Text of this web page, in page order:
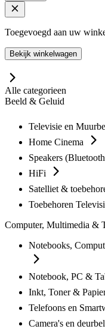
Toegevoegd aan uw
Bekijk winkelwagen
Alle categorieen
Beeld & Geluid
Televisie en
Home Cinema
Speakers
HiFi
Satelliet &
Toebehoren
Computer, Multimedia &
Notebooks,
Notebook, PC &
Inkt, Toner &
Telefoons en
Camera's en